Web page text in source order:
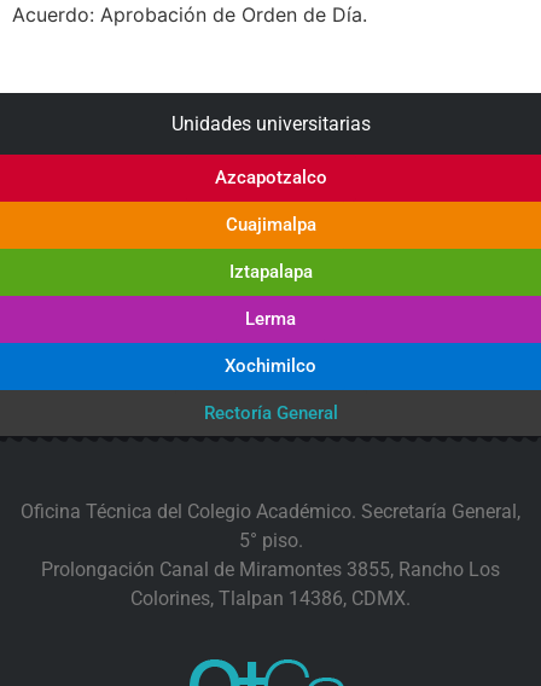
Acuerdo: Aprobación de Orden de Día.
Unidades universitarias
Azcapotzalco
Cuajimalpa
Iztapalapa
Lerma
Xochimilco
Rectoría General
Oficina Técnica del Colegio Académico. Secretaría General,
5° piso.
Prolongación Canal de Miramontes 3855, Rancho Los
Colorines, Tlalpan 14386, CDMX.